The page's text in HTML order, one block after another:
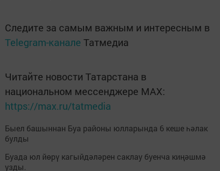
Следите за самым важным и интересным в
Telegram-канале Татмедиа
Читайте новости Татарстана в
национальном мессенджере MАХ:
https://max.ru/tatmedia
Быел башыннан Буа районы юлларында 6 кеше һәлак
булды
Буада юл йөрү кагыйдәләрен саклау буенча киңәшмә
узды.